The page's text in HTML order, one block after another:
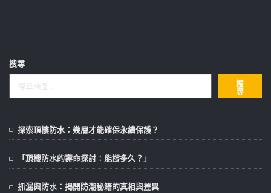
搜尋
搜
尋
探索頂樓防水：幾層才能確保永續保護？
「頂樓防水的壽命探討：能撐多久？」
抓漏與防水：揭開防潮秘籍的真相與差異